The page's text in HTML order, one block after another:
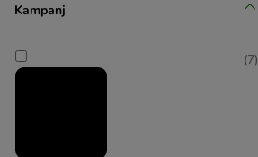
Medium 11 - 25 kg
Kampanj
(7)